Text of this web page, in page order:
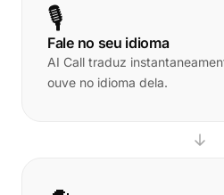
🎙️
Fale no seu idioma
AI Call traduz
ouve no idioma dela.